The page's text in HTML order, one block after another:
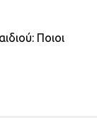
Ποιοι